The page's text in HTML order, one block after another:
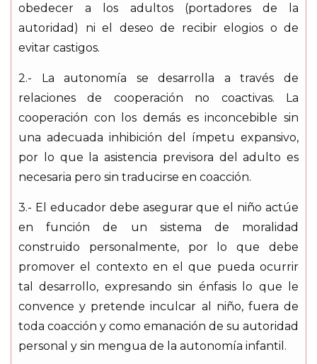
obedecer a los adultos (portadores de la
autoridad) ni el deseo de recibir elogios o de
evitar castigos.
2.- La autonomía se desarrolla a través de
relaciones de cooperación no coactivas. La
cooperación con los demás es inconcebible sin
una adecuada inhibición del ímpetu expansivo,
por lo que la asistencia previsora del adulto es
necesaria pero sin traducirse en coacción.
3.- El educador debe asegurar que el niño actúe
en función de un sistema de moralidad
construido personalmente, por lo que debe
promover el contexto en el que pueda ocurrir
tal desarrollo, expresando sin énfasis lo que le
convence y pretende inculcar al niño, fuera de
toda coacción y como emanación de su autoridad
personal y sin mengua de la autonomía infantil.